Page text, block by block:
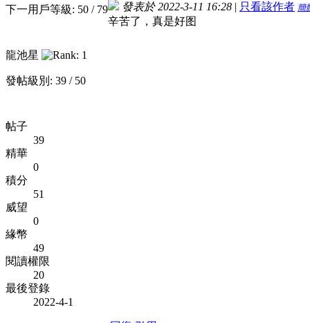
下一用戶等級: 50 / 79
龍池星
發帖級別: 39 / 50
帖子
39
精華
0
積分
51
威望
0
緣幣
49
閱讀權限
20
最後登錄
2022-4-1
發表於 2022-3-11 16:28 | 只看該作者 簡
辛苦了，真是好图